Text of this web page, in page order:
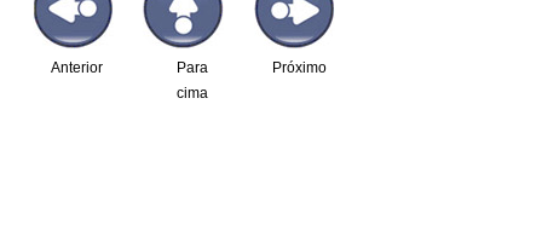
Para
cima
Anterior Próximo